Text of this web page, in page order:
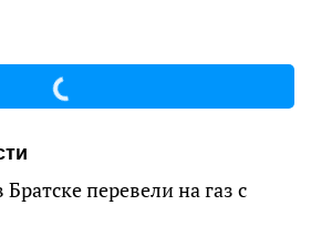
перевели на газ с